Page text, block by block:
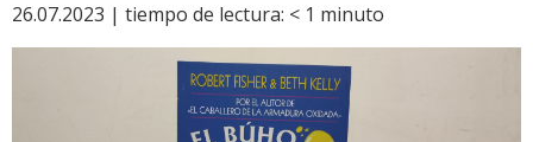
26.07.2023 | tiempo de lectura: < 1 minuto